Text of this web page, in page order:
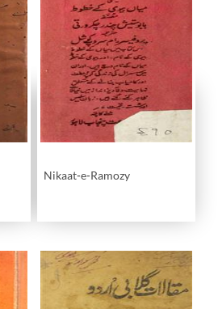
Nikaat-e-Ramozy